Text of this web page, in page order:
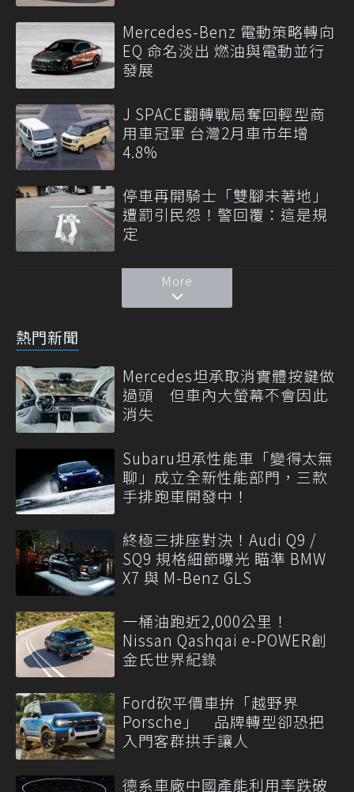
Mercedes-Benz 電動策略轉向
EQ 命名淡出 燃油與電動並行
發展
J SPACE翻轉戰局奪回輕型商
用車冠軍 台灣2月車市年增
4.8%
停車再開騎士「雙腳未著地」
遭罰引民怨！警回覆：這是規
定
More
熱門新聞
Mercedes坦承取消實體按鍵做
過頭 但車內大螢幕不會因此
消失
Subaru坦承性能車「變得太無
聊」成立全新性能部門，三款
手排跑車開發中！
終極三排座對決！Audi Q9 /
SQ9 規格細節曝光 瞄準 BMW
X7 與 M-Benz GLS
一桶油跑近2,000公里！
Nissan Qashqai e-POWER創
金氏世界紀錄
Ford砍平價車拚「越野界
Porsche」 品牌轉型卻恐把
入門客群拱手讓人
德系車廠中國產能利用率跌破